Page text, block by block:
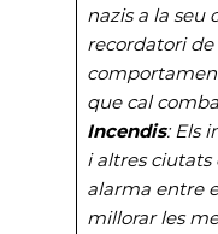
nazis a la seu
recordatori de
que cal
Incendis: Els
i altres ciutats
alarma entre
millorar les